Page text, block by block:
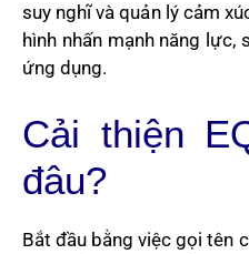
suy nghĩ và quản lý cảm
hình nhấn mạnh năng lực,
ứng dụng.
Cải thiện
đâu?
Bắt đầu bằng việc gọi tên